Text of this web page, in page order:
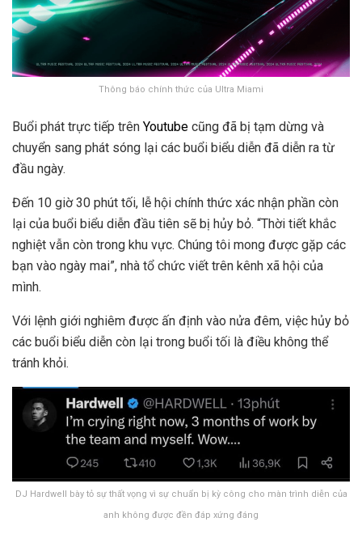
Thông báo chính thức của Ultra Miami
Buổi phát trực tiếp trên Youtube cũng đã bị tạm dừng và
chuyển sang phát sóng lại các buổi biểu diễn đã diễn ra từ
đầu ngày.
Đến 10 giờ 30 phút tối, lễ hội chính thức xác nhận phần còn
lại của buổi biểu diễn đầu tiên sẽ bị hủy bỏ. “Thời tiết khắc
nghiệt vẫn còn trong khu vực. Chúng tôi mong được gặp các
bạn vào ngày mai”, nhà tổ chức viết trên kênh xã hội của
mình.
Với lệnh giới nghiêm được ấn định vào nửa đêm, việc hủy bỏ
các buổi biểu diễn còn lại trong buổi tối là điều không thể
tránh khỏi.
DJ Hardwell bày tỏ sự thất vọng vì sự chuẩn bị kỳ công cho màn trình diễn của
anh không được đền đáp xứng đáng